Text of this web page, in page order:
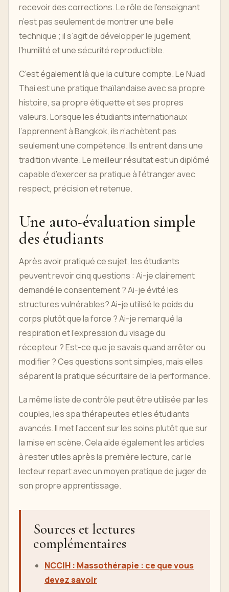
recevoir des corrections. Le rôle de l’enseignant
n’est pas seulement de montrer une belle
technique ; il s’agit de développer le jugement,
l’humilité et une sécurité reproductible.
C'est également là que la culture compte. Le Nuad
Thai est une pratique thaïlandaise avec sa propre
histoire, sa propre étiquette et ses propres
valeurs. Lorsque les étudiants internationaux
l’apprennent à Bangkok, ils n’achètent pas
seulement une compétence. Ils entrent dans une
tradition vivante. Le meilleur résultat est un diplômé
capable d’exercer sa pratique à l’étranger avec
respect, précision et retenue.
Une auto-évaluation simple
des étudiants
Après avoir pratiqué ce sujet, les étudiants
peuvent revoir cinq questions : Ai-je clairement
demandé le consentement ? Ai-je évité les
structures vulnérables? Ai-je utilisé le poids du
corps plutôt que la force ? Ai-je remarqué la
respiration et l’expression du visage du
récepteur ? Est-ce que je savais quand arrêter ou
modifier ? Ces questions sont simples, mais elles
séparent la pratique sécuritaire de la performance.
La même liste de contrôle peut être utilisée par les
couples, les spa thérapeutes et les étudiants
avancés. Il met l’accent sur les soins plutôt que sur
la mise en scène. Cela aide également les articles
à rester utiles après la première lecture, car le
lecteur repart avec un moyen pratique de juger de
son propre apprentissage.
Sources et lectures
complémentaires
NCCIH : Massothérapie : ce que vous
devez savoir